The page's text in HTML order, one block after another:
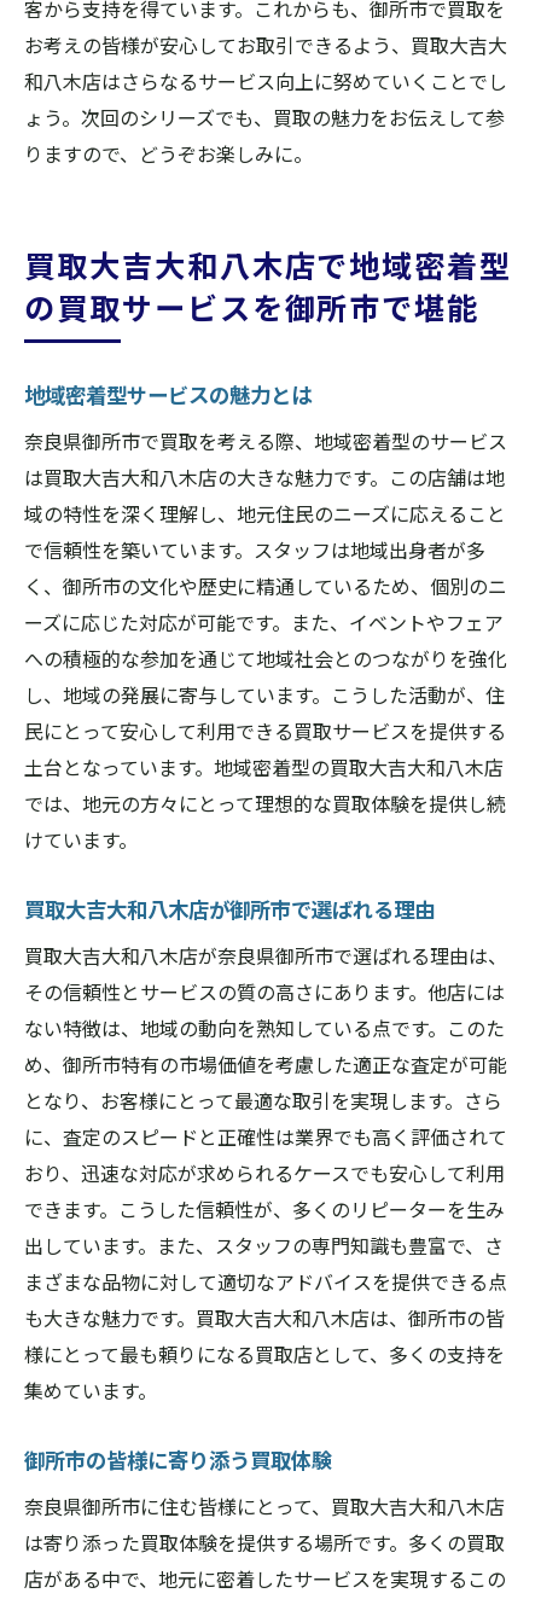
客から支持を得ています。これからも、御所市で買取を
お考えの皆様が安心してお取引できるよう、買取大吉大
和八木店はさらなるサービス向上に努めていくことでし
ょう。次回のシリーズでも、買取の魅力をお伝えして参
りますので、どうぞお楽しみに。
買取大吉大和八木店で地域密着型
の買取サービスを御所市で堪能
地域密着型サービスの魅力とは
奈良県御所市で買取を考える際、地域密着型のサービス
は買取大吉大和八木店の大きな魅力です。この店舗は地
域の特性を深く理解し、地元住民のニーズに応えること
で信頼性を築いています。スタッフは地域出身者が多
く、御所市の文化や歴史に精通しているため、個別のニ
ーズに応じた対応が可能です。また、イベントやフェア
への積極的な参加を通じて地域社会とのつながりを強化
し、地域の発展に寄与しています。こうした活動が、住
民にとって安心して利用できる買取サービスを提供する
土台となっています。地域密着型の買取大吉大和八木店
では、地元の方々にとって理想的な買取体験を提供し続
けています。
買取大吉大和八木店が御所市で選ばれる理由
買取大吉大和八木店が奈良県御所市で選ばれる理由は、
その信頼性とサービスの質の高さにあります。他店には
ない特徴は、地域の動向を熟知している点です。このた
め、御所市特有の市場価値を考慮した適正な査定が可能
となり、お客様にとって最適な取引を実現します。さら
に、査定のスピードと正確性は業界でも高く評価されて
おり、迅速な対応が求められるケースでも安心して利用
できます。こうした信頼性が、多くのリピーターを生み
出しています。また、スタッフの専門知識も豊富で、さ
まざまな品物に対して適切なアドバイスを提供できる点
も大きな魅力です。買取大吉大和八木店は、御所市の皆
様にとって最も頼りになる買取店として、多くの支持を
集めています。
御所市の皆様に寄り添う買取体験
奈良県御所市に住む皆様にとって、買取大吉大和八木店
は寄り添った買取体験を提供する場所です。多くの買取
店がある中で、地元に密着したサービスを実現するこの